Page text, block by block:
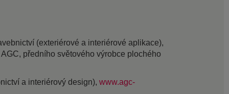
(exteriérové a interiérové aplikace),
předního světového výrobce plochého
a interiérový design), www.agc-